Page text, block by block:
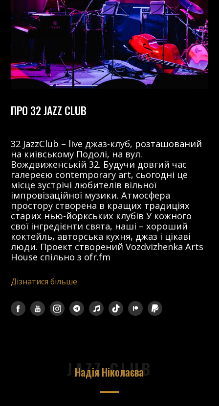
ПРО 32 JAZZ CLUB
32 JazzClub – live джаз-клуб, розташований
на київському Подолі, на вул.
Вождвиженській 32. Будучи довгий час
галереєю contemporary art, сьогодні це
місце зустрічі любителів вільної
імпровізаційної музики. Атмосфера
простору створена в кращих традиціях
старих нью-йоркських клубів У кожного
свої інгредієнти свята, наші – хороший
коктейль, авторська кухня, джаз і цікаві
люди. Проект створений Vozdvizhenka Arts
House спільно з ofr.fm
Дізнатися більше
JAZZ CLUB
Надія Ніколаєва